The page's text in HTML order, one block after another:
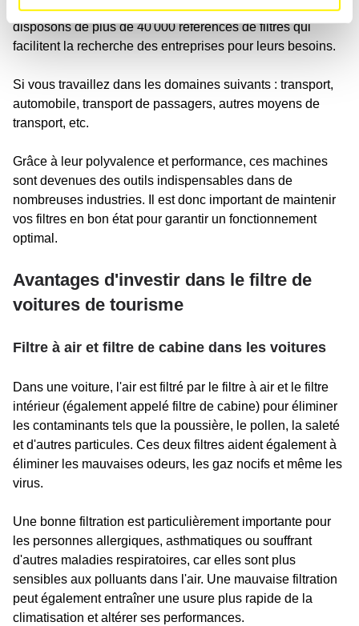
Les clients du monde entier reçoivent nos filtres car nous
disposons de plus de 40'000 références de filtres qui
facilitent la recherche des entreprises pour leurs besoins.
Si vous travaillez dans les domaines suivants : transport,
automobile, transport de passagers, autres moyens de
transport, etc.
Grâce à leur polyvalence et performance, ces machines
sont devenues des outils indispensables dans de
nombreuses industries. Il est donc important de maintenir
vos filtres en bon état pour garantir un fonctionnement
optimal.
Avantages d'investir dans le filtre de
voitures de tourisme
Filtre à air et filtre de cabine dans les voitures
Dans une voiture, l'air est filtré par le filtre à air et le filtre
intérieur (également appelé filtre de cabine) pour éliminer
les contaminants tels que la poussière, le pollen, la saleté
et d'autres particules. Ces deux filtres aident également à
éliminer les mauvaises odeurs, les gaz nocifs et même les
virus.
Une bonne filtration est particulièrement importante pour
les personnes allergiques, asthmatiques ou souffrant
d'autres maladies respiratoires, car elles sont plus
sensibles aux polluants dans l'air. Une mauvaise filtration
peut également entraîner une usure plus rapide de la
climatisation et altérer ses performances.